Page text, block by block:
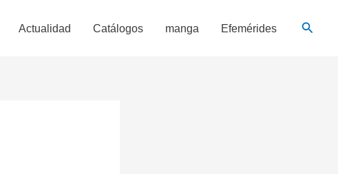
Actualidad Catálogos manga Efemérides